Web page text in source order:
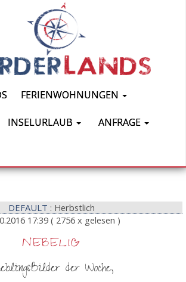
FERIENWOHNUNGEN
INSELURLAUB ANFRAGE
DEFAULT : Herbstlich
17:39 ( 2756 x gelesen )
NEBELIG
der Woche,